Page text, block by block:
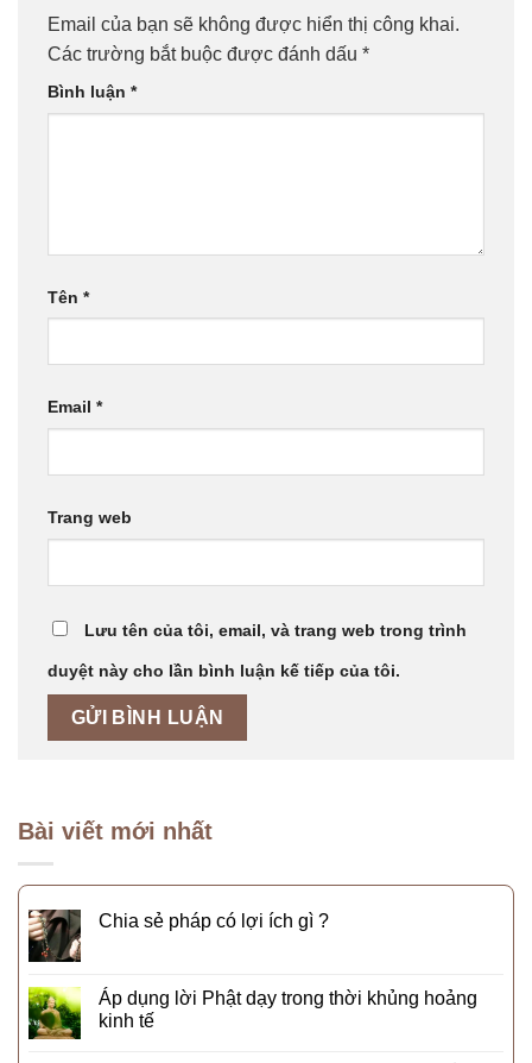
Email của bạn sẽ không được hiển thị công khai.
Các trường bắt buộc được đánh dấu *
Bình luận *
Tên *
Email *
Trang web
Lưu tên của tôi, email, và trang web trong trình
duyệt này cho lần bình luận kế tiếp của tôi.
Bài viết mới nhất
Chia sẻ pháp có lợi ích gì ?
Áp dụng lời Phật dạy trong thời khủng hoảng
kinh tế